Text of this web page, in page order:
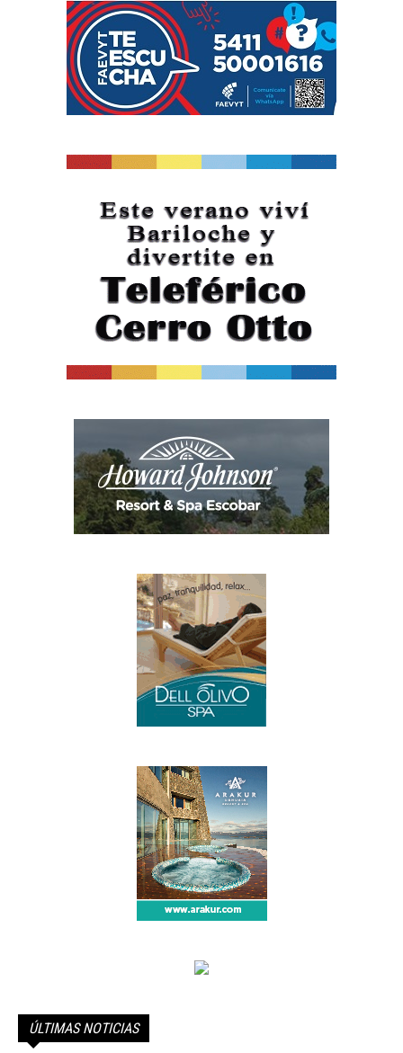
ÚLTIMAS NOTICIAS